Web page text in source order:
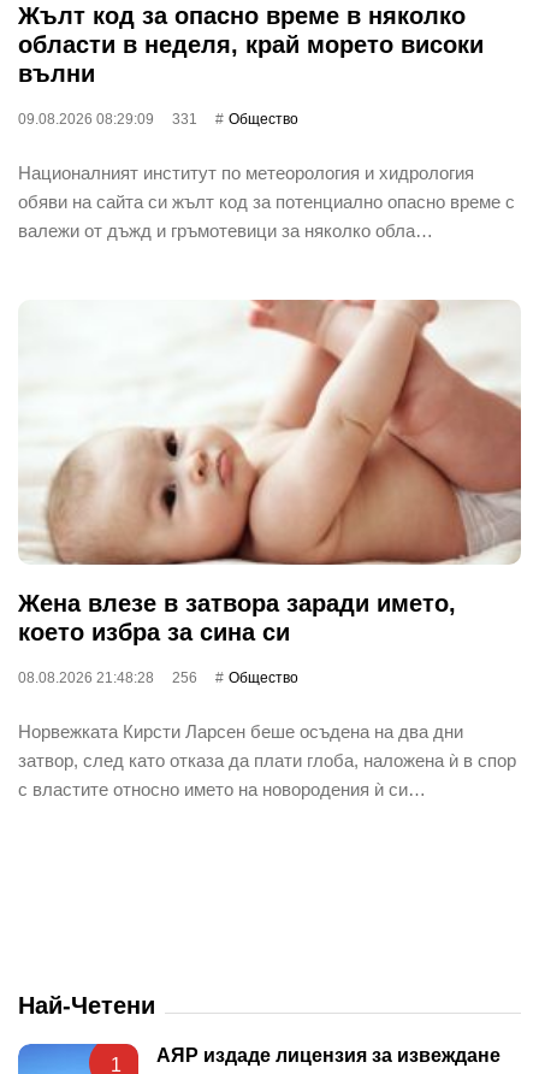
Жълт код за опасно време в няколко
области в неделя, край морето високи
вълни
09.08.2026 08:29:09 331 Общество
Националният институт по метеорология и хидрология
обяви на сайта си жълт код за потенциално опасно време с
валежи от дъжд и гръмотевици за няколко обла…
Жена влезе в затвора заради името,
което избра за сина си
08.08.2026 21:48:28 256 Общество
Норвежката Кирсти Ларсен беше осъдена на два дни
затвор, след като отказа да плати глоба, наложена ѝ в спор
с властите относно името на новородения ѝ си…
Най-Четени
1
АЯР издаде лицензия за извеждане